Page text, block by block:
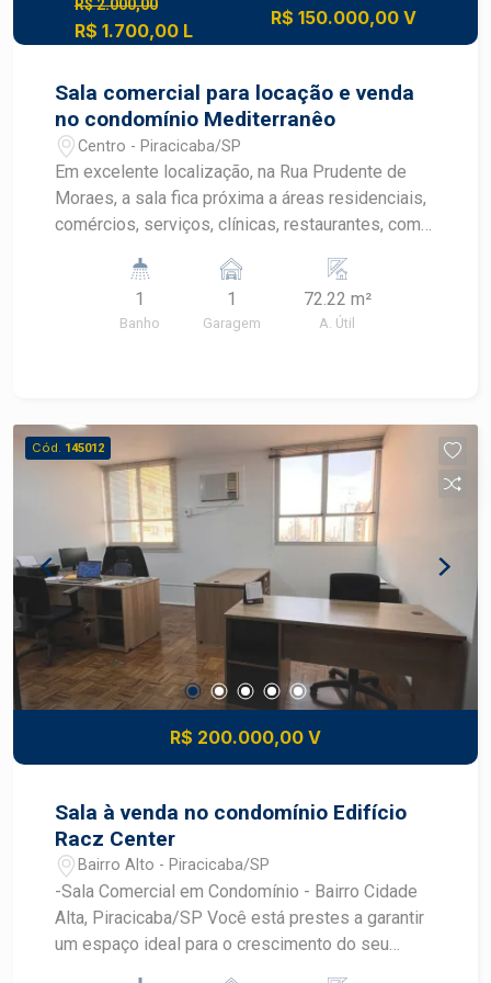
R$ 2.000,00
R$ 1.700,00 L
R$ 150.000,00 V
Sala comercial para locação e venda
no condomínio Mediterranêo
Centro - Piracicaba/SP
Em excelente localização, na Rua Prudente de
Moraes, a sala fica próxima a áreas residenciais,
comércios, serviços, clínicas, restaurantes, com
também às principais vias e próximo da ACIPI, o
imóvel está equipado para o segmento
odontológico porém estuda alugar sem
procura um imóvel para atendimento
odontológico com estrutura pronta. Agende a sua
1
Banho
1
Garagem
72.22 m²
A. Útil
Cód. 145012
R$ 200.000,00 V
Sala à venda no condomínio Edifício
Racz Center
Bairro Alto - Piracicaba/SP
-Sala Comercial em Condomínio - Bairro Cidade
Alta, Piracicaba/SP Você está prestes a garantir
um espaço ideal para o crescimento do seu